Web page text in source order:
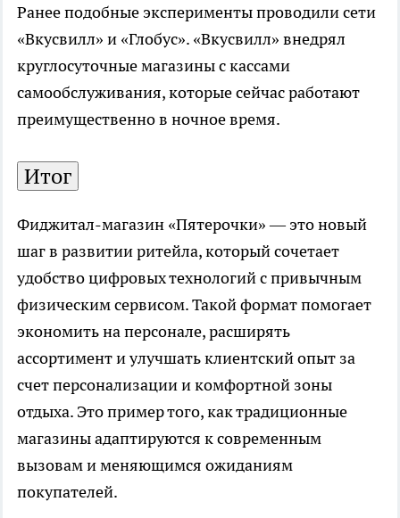
Ранее подобные эксперименты проводили сети
«Вкусвилл» и «Глобус». «Вкусвилл» внедрял
круглосуточные магазины с кассами
самообслуживания, которые сейчас работают
преимущественно в ночное время.
Итог
Фиджитал-магазин «Пятерочки» — это новый
шаг в развитии ритейла, который сочетает
удобство цифровых технологий с привычным
физическим сервисом. Такой формат помогает
экономить на персонале, расширять
ассортимент и улучшать клиентский опыт за
счет персонализации и комфортной зоны
отдыха. Это пример того, как традиционные
магазины адаптируются к современным
вызовам и меняющимся ожиданиям
покупателей.